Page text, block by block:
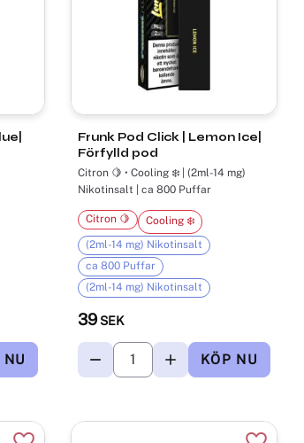
Frunk Pod Click | Lemon Ice|
Förfylld pod
Citron 🍋 • Cooling ❄️ | (2ml-14 mg)
Nikotinsalt | ca 800 Puffar
39 SEK
Citron 🍋
Cooling ❄️
(2ml-14 mg) Nikotinsalt
ca 800 Puffar
(2ml-14 mg) Nikotinsalt